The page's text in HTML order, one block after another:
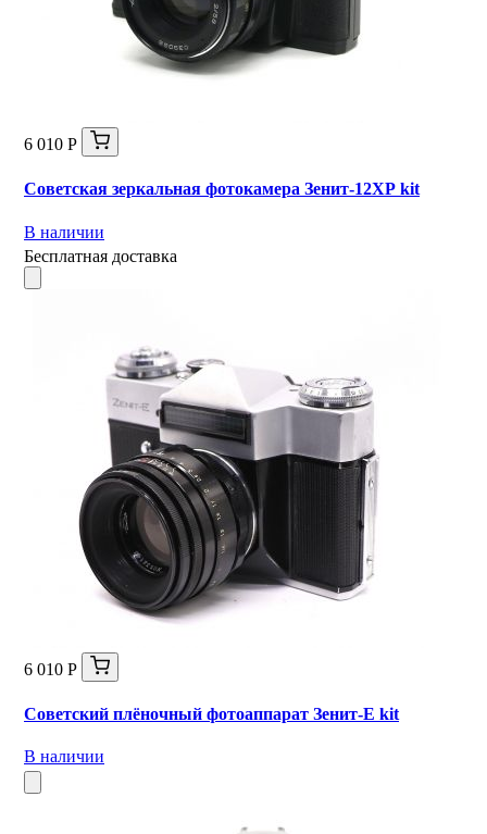
6 010 Р
Советская зеркальная фотокамера Зенит-12ХР kit
В наличии
Бесплатная доставка
6 010 Р
Советский плёночный фотоаппарат Зенит-Е kit
В наличии